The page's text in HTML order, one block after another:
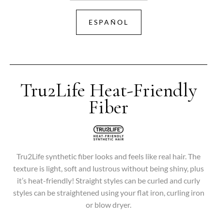
ESPAÑOL
Tru2Life Heat-Friendly
Fiber
Tru2Life synthetic fiber looks and feels like real hair. The
texture is light, soft and lustrous without being shiny, plus
it’s heat-friendly! Straight styles can be curled and curly
styles can be straightened using your flat iron, curling iron
or blow dryer.